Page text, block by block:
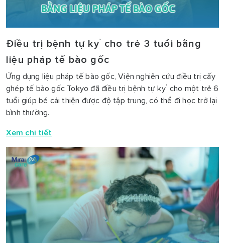
Điều trị bệnh tự kỷ cho trẻ 3 tuổi bằng
liệu pháp tế bào gốc
Ứng dụng liệu pháp tế bào gốc, Viện nghiên cứu điều trị cấy
ghép tế bào gốc Tokyo đã điều trị bệnh tự kỷ cho một trẻ 6
tuổi giúp bé cải thiện được độ tập trung, có thể đi học trở lại
bình thường.
Xem chi tiết